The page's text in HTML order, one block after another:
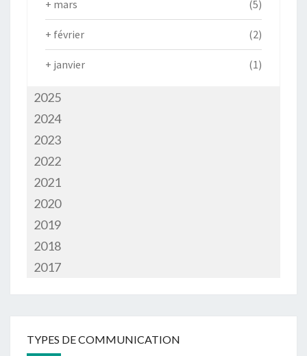
+ mars (5)
+ février (2)
+ janvier (1)
2025
2024
2023
2022
2021
2020
2019
2018
2017
TYPES DE COMMUNICATION